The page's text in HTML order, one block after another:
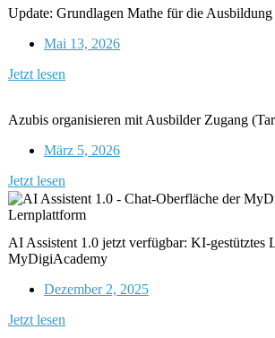
Update: Grundlagen Mathe für die
Mai 13, 2026
Jetzt lesen
Azubis organisieren mit Ausbilder Zugang
März 5, 2026
Jetzt lesen
AI Assistent 1.0 jetzt verfügbar: KI-gestütztes
MyDigiAcademy
Dezember 2, 2025
Jetzt lesen